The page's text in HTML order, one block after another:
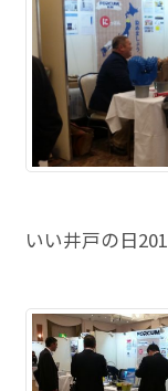
いい井戸の日